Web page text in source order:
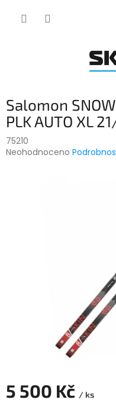
Salomon
PLK AUTO XL
75210
Průměrné
Neohodnoceno
5 500 Kč / ks